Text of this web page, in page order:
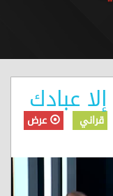
- آية إلا عبادك
قراني عرض